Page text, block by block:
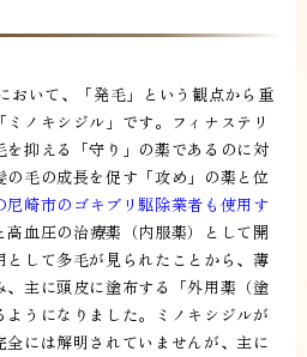
おいて、「発毛」という観点から重
ノキシジル」です。フィナステリ
を抑える「守り」の薬であるのに対
の毛の成長を促す「攻め」の薬と位
尼崎市のゴキブリ駆除業者も使用す
高血圧の治療薬（内服薬）として開
して多毛が見られたことから、薄
主に頭皮に塗布する「外用薬（塗
ようになりました。ミノキシジルが
には解明されていませんが、主に